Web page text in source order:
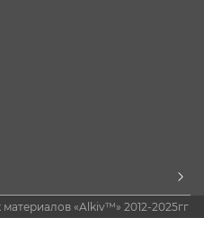
«Alkiv™» 2012-2025гг